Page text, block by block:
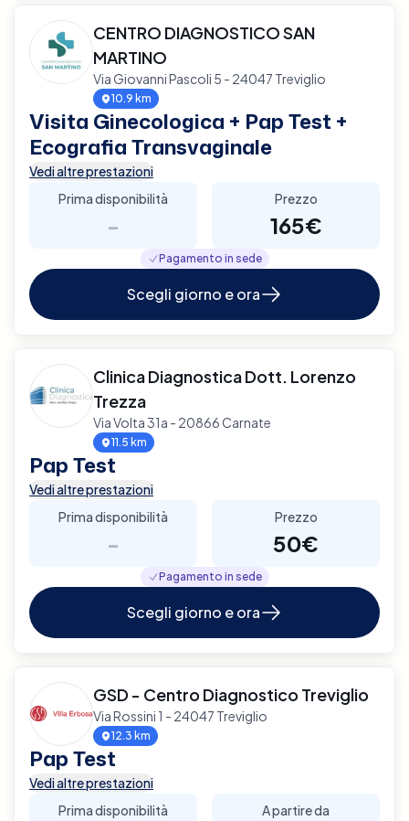
CENTRO DIAGNOSTICO SAN
MARTINO
Via Giovanni Pascoli 5 - 24047 Treviglio
10.9 km
Visita Ginecologica + Pap Test +
Ecografia Transvaginale
Vedi altre prestazioni
Prima disponibilità
-
Prezzo
165€
Pagamento in sede
Scegli giorno e ora
Clinica Diagnostica Dott. Lorenzo
Trezza
Via Volta 31a - 20866 Carnate
11.5 km
Pap Test
Vedi altre prestazioni
Prima disponibilità
-
Prezzo
50€
Pagamento in sede
Scegli giorno e ora
GSD - Centro Diagnostico Treviglio
Via Rossini 1 - 24047 Treviglio
12.3 km
Pap Test
Vedi altre prestazioni
Prima disponibilità
A partire da